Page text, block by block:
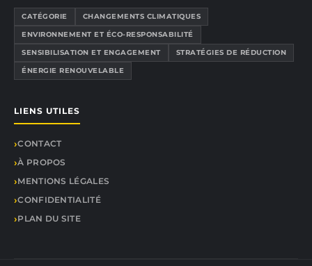
CATÉGORIE
CHANGEMENTS CLIMATIQUES
ENVIRONNEMENT ET ÉCO-RESPONSABILITÉ
SENSIBILISATION ET ENGAGEMENT
STRATÉGIES DE RÉDUCTION
ÉNERGIE RENOUVELABLE
LIENS UTILES
CONTACT
À PROPOS
MENTIONS LÉGALES
CONFIDENTIALITÉ
PLAN DU SITE